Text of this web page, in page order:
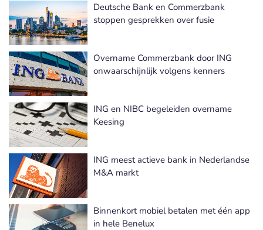
Deutsche Bank en Commerzbank
stoppen gesprekken over fusie
Overname Commerzbank door ING
onwaarschijnlijk volgens kenners
ING en NIBC begeleiden overname
Keesing
ING meest actieve bank in Nederlandse
M&A markt
Binnenkort mobiel betalen met één app
in hele Benelux